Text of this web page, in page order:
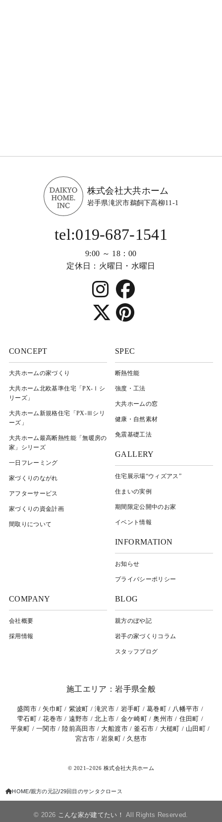
株式会社大共ホーム
岩手県滝沢市鵜飼下高柳11-1
tel:019-687-1541
9:00 ～ 18：00
定休日：火曜日・水曜日
CONCEPT
大共ホームの家づくり
大共ホーム北欧基準住宅「PX-Ⅰシ
リーズ」
大共ホーム新規格住宅「PX-Ⅲシリ
ーズ」
大共ホーム最高断熱性能「無暖房の
家」シリーズ
一日フレーミング
家づくりのながれ
アフターサービス
家づくりの資金計画
間取りについて
SPEC
断熱性能
強度・工法
大共ホームの窓
健康・自然素材
免震基礎工法
GALLERY
住宅展示場“ウィズアス”
住まいの実例
期間限定公開中のお家
イベント情報
INFORMATION
お知らせ
プライバシーポリシー
COMPANY
会社概要
採用情報
BLOG
親方のぼや記
岩⼿の家づくりコラム
スタッフブログ
施工エリア：岩手県全般
盛岡市 矢巾町 紫波町 滝沢市 岩手町 葛巻町
八幡平市
雫石町
花巻市 遠野市 北上市 金ケ崎町 奥州市
住田町
平泉町
一関市 陸前高田市 大船渡市 釜石市 大槌町
山田町
宮古市
岩泉町 久慈市
© 2021–2026 株式会社大共ホーム
HOME 親方の元記 29回目のサンタクロース
© 2026 こんな家が建てたい！ All Rights Reserved.